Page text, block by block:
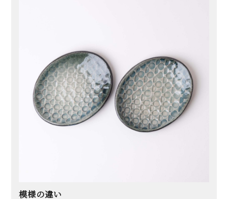
模様の違い